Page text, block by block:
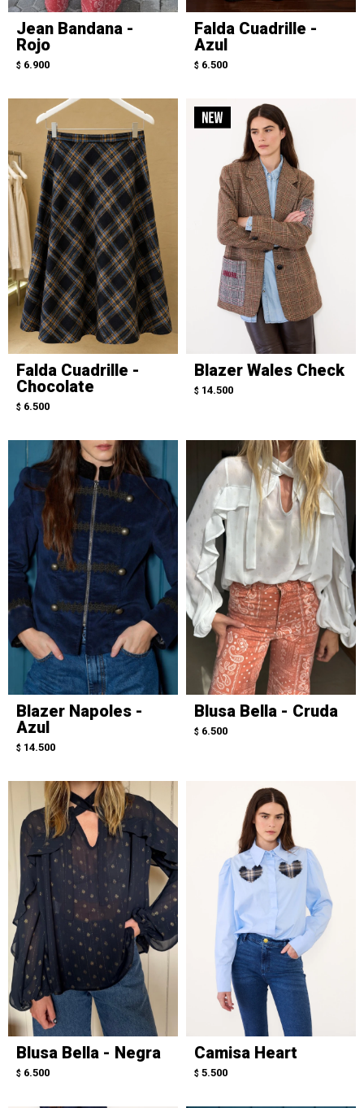
Jean Bandana -
Rojo
$ 6.900
Falda Cuadrille -
Azul
$ 6.500
Falda Cuadrille -
Chocolate
$ 6.500
Blazer Wales Check
$ 14.500
Blazer Napoles -
Azul
$ 14.500
Blusa Bella - Cruda
$ 6.500
Blusa Bella - Negra
$ 6.500
Camisa Heart
$ 5.500